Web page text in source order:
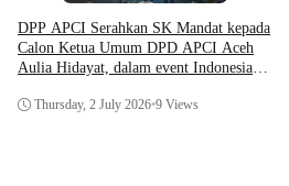
DPP APCI Serahkan SK Mandat kepada
Calon Ketua Umum DPD APCI Aceh
Aulia Hidayat, dalam event Indonesia
Thursday, 2 July 2026•9 Views